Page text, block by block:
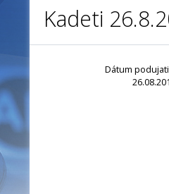
Kadeti
Dátum